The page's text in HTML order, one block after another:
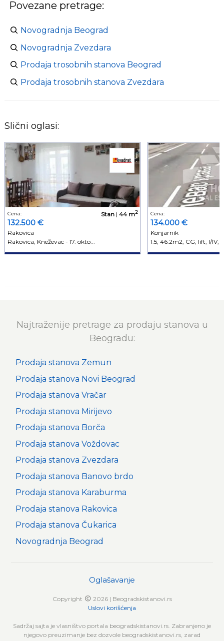
Povezane pretrage:
Novogradnja Beograd
Novogradnja Zvezdara
Prodaja trosobnih stanova Beograd
Prodaja trosobnih stanova Zvezdara
Slični oglasi:
Cena:
132.500 €
Stan| 44 m2
Rakovica
Rakovica, Kneževac - 17. okto...
Cena:
134.000 €
Konjarnik
1.5, 46.2m2, CG, lift, I/IV,
Najtraženije pretrage za prodaju stanova u
Beogradu:
Prodaja stanova Zemun
Prodaja stanova Novi Beograd
Prodaja stanova Vračar
Prodaja stanova Mirijevo
Prodaja stanova Borča
Prodaja stanova Voždovac
Prodaja stanova Zvezdara
Prodaja stanova Banovo brdo
Prodaja stanova Karaburma
Prodaja stanova Rakovica
Prodaja stanova Čukarica
Novogradnja Beograd
Oglašavanje
Copyright
2026 | Beogradskistanovi.rs
Uslovi korišćenja
Sadržaj sajta je vlasništvo portala beogradskistanovi.rs. Zabranjeno je
njegovo preuzimanje bez dozvole beogradskistanovi.rs, zarad